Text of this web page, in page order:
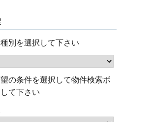
別を選択して下さい
の条件を選択して物件検索ボ
て下さい